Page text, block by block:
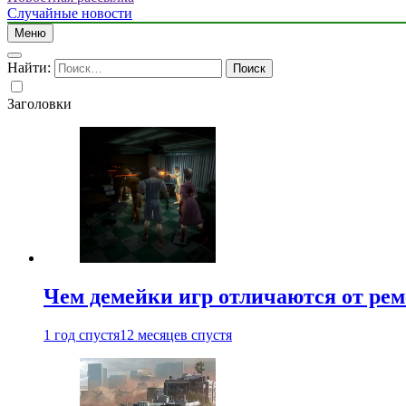
Случайные новости
Меню
Найти:
Заголовки
Чем демейки игр отличаются от
1 год спустя12 месяцев спустя